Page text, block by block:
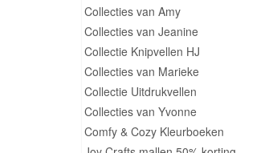
Collecties van Amy
Collecties van Jeanine
Collectie Knipvellen HJ
Collecties van Marieke
Collectie Uitdrukvellen
Collecties van Yvonne
Comfy & Cozy Kleurboeken